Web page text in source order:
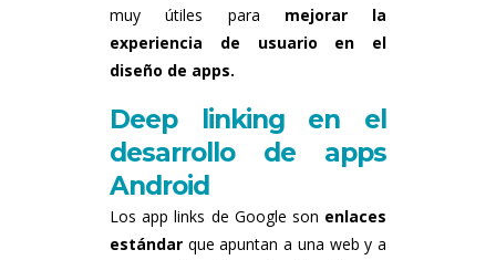
muy útiles para mejorar la
experiencia de usuario en el
diseño de apps.
Deep linking en el
desarrollo de apps
Android
Los app links de Google son enlaces
estándar que apuntan a una web y a